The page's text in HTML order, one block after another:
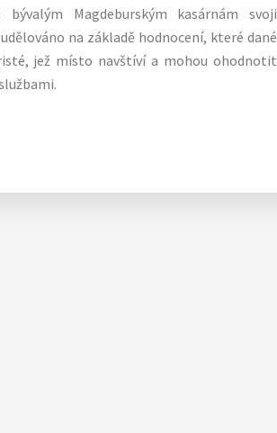
Magdeburským kasárnám svoji
na základě hodnocení, které dané
jež místo navštíví a mohou ohodnotit